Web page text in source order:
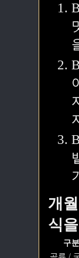
개
식
구분